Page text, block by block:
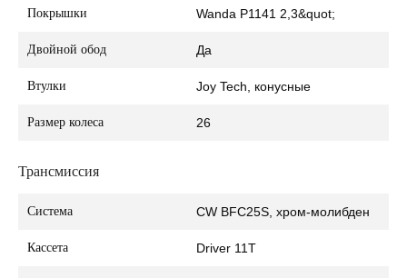
Покрышки Wanda P1141 2,3&quot;
Двойной обод Да
Втулки Joy Tech, конусные
Размер колеса 26
Трансмиссия
Система CW BFC25S, хром-молибден
Кассета Driver 11T